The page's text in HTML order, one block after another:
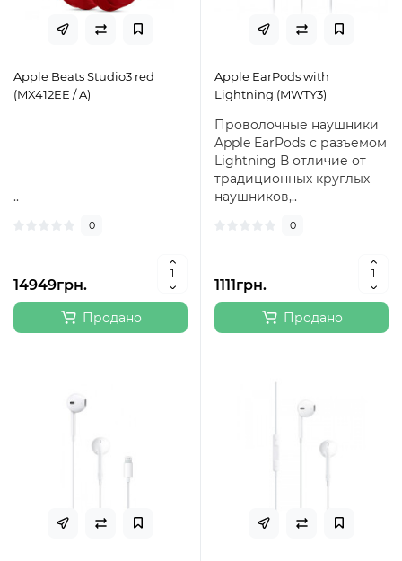
Apple Beats Studio3 red
(MX412EE / A)
..
0
14949грн.
Продано
Apple EarPods with
Lightning (MWTY3)
Проволочные наушники
Apple EarPods с разъемом
Lightning В отличие от
традиционных круглых
наушников,..
0
1111грн.
Продано